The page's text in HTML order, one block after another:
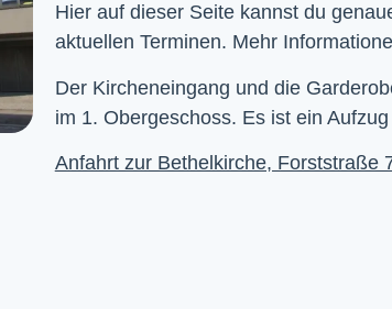
Hier auf dieser Seite kannst du
aktuellen Terminen. Mehr
Der Kircheneingang und die
im 1. Obergeschoss. Es ist ein
Anfahrt zur Bethelkirche, Forststraße